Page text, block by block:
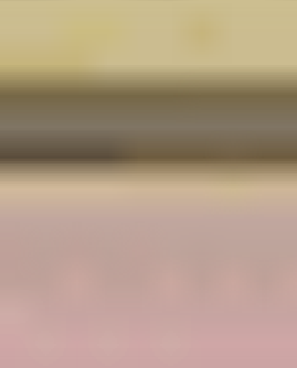
Tekli Paket   &   6'li Paket   &